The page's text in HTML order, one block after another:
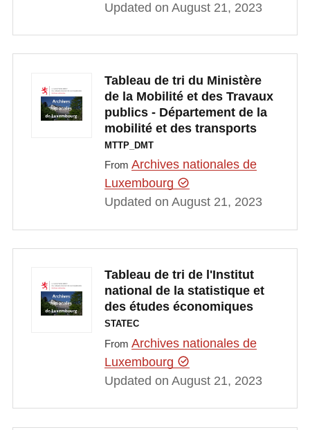
Updated on August 21, 2023
Tableau de tri du Ministère
de la Mobilité et des Travaux
publics - Département de la
mobilité et des transports
MTTP_DMT
From Archives nationales de
Luxembourg
Updated on August 21, 2023
Tableau de tri de l'Institut
national de la statistique et
des études économiques
STATEC
From Archives nationales de
Luxembourg
Updated on August 21, 2023